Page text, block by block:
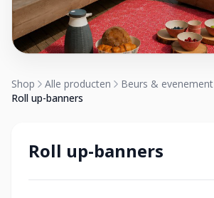
Shop Alle producten Beurs & evenement
Roll up-banners
Roll up-banners